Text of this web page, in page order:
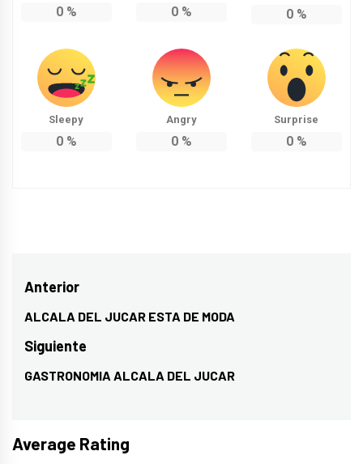
0% 0% 0%
Sleepy
0%
Angry
0%
Surprise
0%
Navegación
de
entradas
Anterior
Entrada
anterior:
ALCALA DEL JUCAR ESTA DE MODA
Siguiente
Entrada
GASTRONOMIA ALCALA DEL JUCAR
Average Rating